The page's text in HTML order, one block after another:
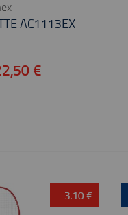
AC1113EX
€
- 3.10 €